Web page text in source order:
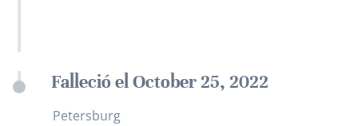
Falleció el October 25, 2022
Petersburg